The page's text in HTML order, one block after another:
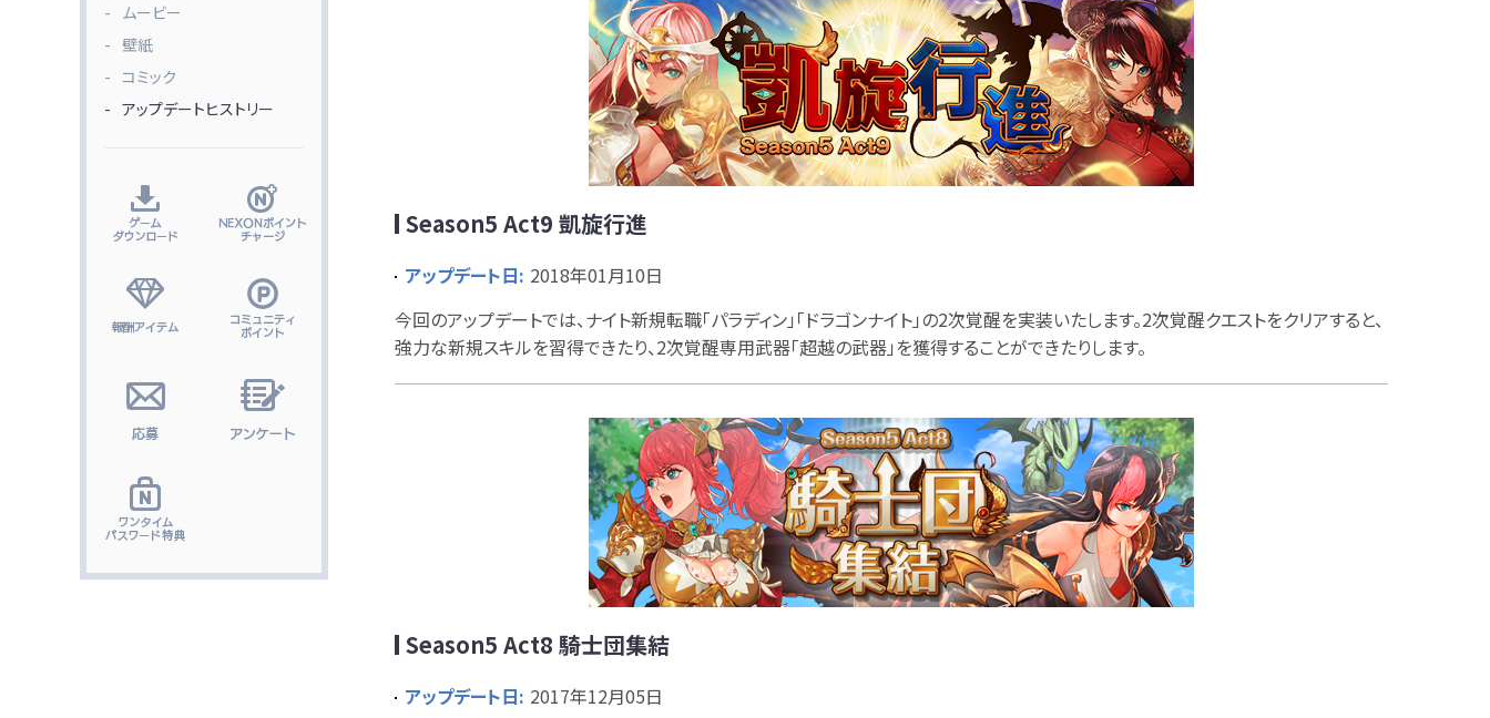
Season5 Act9 凱旋行進
アップデート日: 2018年01月10日
今回のアップデートでは、ナイト新規転職「パラディン」「ドラゴンナイト」の2次覚醒を実装いたします。2次覚醒クエストをクリアすると、
強力な新規スキルを習得できたり、2次覚醒専用武器「超越の武器」を獲得することができたりします。
Season5 Act8 騎士団集結
アップデート日: 2017年12月05日
ムービー
壁紙
コミック
アップデートヒストリー